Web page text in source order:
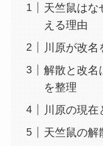
天竺鼠はな
える理由
川原が改名
解散と改名
を整理
川原の現在
天竺鼠の解